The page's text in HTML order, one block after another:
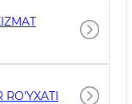
RO'YXATI